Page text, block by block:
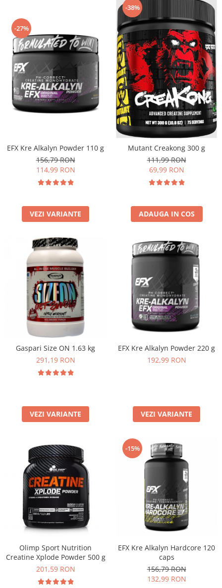
-27%
EFX Kre Alkalyn Powder 110 g
156,79 RON
114,99 RON
VEZI VARIANTE
-38%
Mutant Creakong 300 g
111,99 RON
69,99 RON
ADAUGA IN COS
Gaspari Size ON 1.63 kg
291,19 RON
VEZI VARIANTE
EFX Kre Alkalyn Powder 220 g
192,99 RON
VEZI VARIANTE
Olimp Sport Nutrition
Creatine Xplode Powder 500 g
201,59 RON
-15%
EFX Kre Alkalyn Hardcore 120
caps
156,79 RON
132,99 RON